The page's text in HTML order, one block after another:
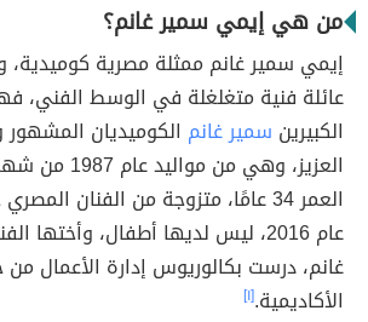
من هي إيمي سمير غانم؟
إيمي سمير غانم ممثلة مصرية
عائلة فنية متغلغلة في الوسط الفني،
الكبيرين سمير غانم الكوميديان المشهور
العزيز، وهي من
العمر 34 عامًا، متزوجة من الفنان
عام 2016، ليس لديها أطفال، وأختها
غانم، درست بكالوريوس إدارة الأعمال
الأكاديمية.[١]